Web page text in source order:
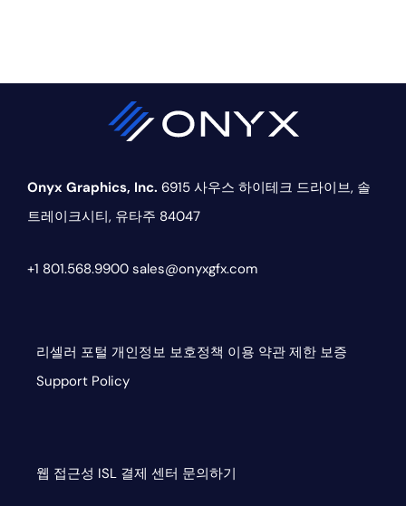
Onyx Graphics, Inc. 6915 사우스 하이테크 드라이브, 솔
트레이크시티, 유타주 84047
+1 801.568.9900 sales@onyxgfx.com
리셀러 포털 개인정보 보호정책 이용 약관 제한 보증
Support Policy
웹 접근성 ISL 결제 센터 문의하기